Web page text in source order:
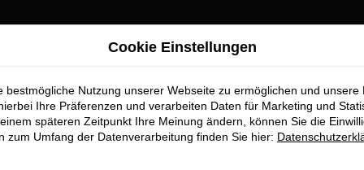
Angebote
Cookie Einstellungen
bestmögliche Nutzung unserer Webseite zu ermöglichen und unsere
Ihre Präferenzen und verarbeiten Daten für Marketing und
späteren Zeitpunkt Ihre Meinung ändern, können Sie die
zum Umfang der Datenverarbeitung finden Sie hier: